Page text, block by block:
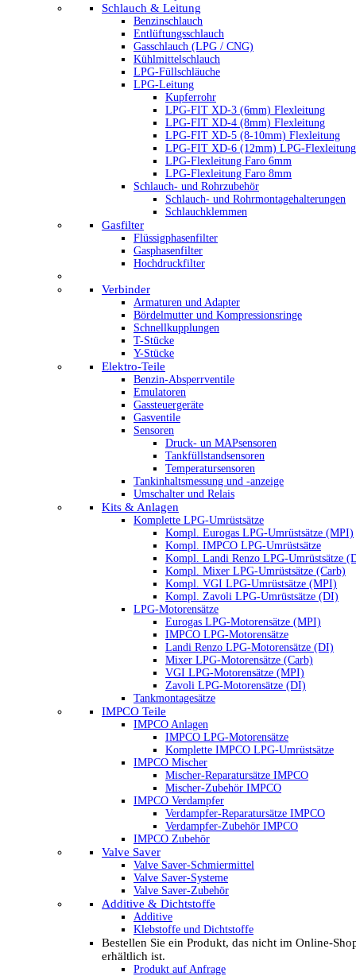
Schlauch & Leitung
Benzinschlauch
Entlüftungsschlauch
Gasschlauch (LPG / CNG)
Kühlmittelschlauch
LPG-Füllschläuche
LPG-Leitung
Kupferrohr
LPG-FIT XD-3 (6mm) Flexleitung
LPG-FIT XD-4 (8mm) Flexleitung
LPG-FIT XD-5 (8-10mm) Flexleitung
LPG-FIT XD-6 (12mm) LPG-Flexleitung
LPG-Flexleitung Faro 6mm
LPG-Flexleitung Faro 8mm
Schlauch- und Rohrzubehör
Schlauch- und Rohrmontagehalterungen
Schlauchklemmen
Gasfilter
Flüssigphasenfilter
Gasphasenfilter
Hochdruckfilter
Verbinder
Armaturen und Adapter
Bördelmutter und Kompressionsringe
Schnellkupplungen
T-Stücke
Y-Stücke
Elektro-Teile
Benzin-Absperrventile
Emulatoren
Gassteuergeräte
Gasventile
Sensoren
Druck- un MAPsensoren
Tankfüllstandsensoren
Temperatursensoren
Tankinhaltsmessung und -anzeige
Umschalter und Relais
Kits & Anlagen
Komplette LPG-Umrüstsätze
Kompl. Eurogas LPG-Umrüstsätze (MPI)
Kompl. IMPCO LPG-Umrüstsätze
Kompl. Landi Renzo LPG-Umrüstsätze
Kompl. Mixer LPG-Umrüstsätze (Carb)
Kompl. VGI LPG-Umrüstsätze (MPI)
Kompl. Zavoli LPG-Umrüstsätze (DI)
LPG-Motorensätze
Eurogas LPG-Motorensätze (MPI)
IMPCO LPG-Motorensätze
Landi Renzo LPG-Motorensätze (DI)
Mixer LPG-Motorensätze (Carb)
VGI LPG-Motorensätze (MPI)
Zavoli LPG-Motorensätze (DI)
Tankmontagesätze
IMPCO Teile
IMPCO Anlagen
IMPCO LPG-Motorensätze
Komplette IMPCO LPG-Umrüstsätze
IMPCO Mischer
Mischer-Reparatursätze IMPCO
Mischer-Zubehör IMPCO
IMPCO Verdampfer
Verdampfer-Reparatursätze IMPCO
Verdampfer-Zubehör IMPCO
IMPCO Zubehör
Valve Saver
Valve Saver-Schmiermittel
Valve Saver-Systeme
Valve Saver-Zubehör
Additive & Dichtstoffe
Additive
Klebstoffe und Dichtstoffe
Bestellen Sie ein Produkt, das nicht im Online-
erhältlich ist.
Produkt auf Anfrage